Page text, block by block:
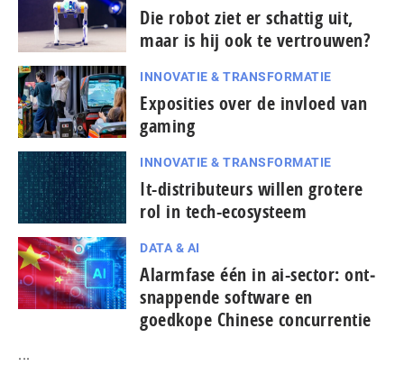
Die robot ziet er schattig uit,
maar is hij ook te vertrouwen?
INNOVATIE & TRANSFORMATIE
Exposities over de invloed van
gaming
INNOVATIE & TRANSFORMATIE
It-dis­tri­bu­teurs willen grotere
rol in tech-ecosysteem
DATA & AI
Alarmfase één in ai-sector: ont­
snap­pen­de software en
goedkope Chinese con­cur­ren­tie
...